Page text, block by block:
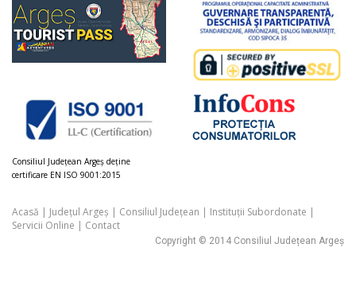
Consiliul Judeţean Argeș deţine
certificare EN ISO 9001:2015
Acasă | Județul Argeș | Consiliul Județean | Instituții Subordonate |
Servicii Online | Contact
Copyright © 2014 Consiliul Județean Argeș